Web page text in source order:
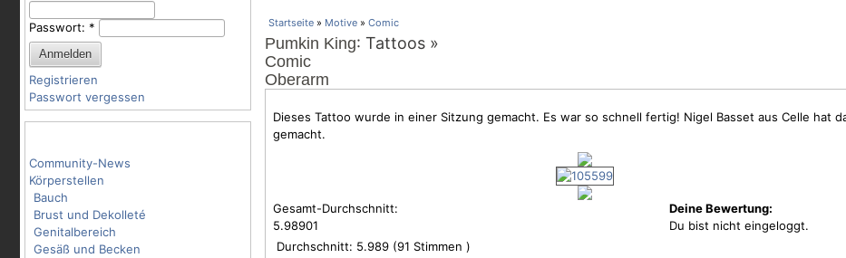
Passwort: *
Registrieren
Passwort vergessen
Community-News
Körperstellen
Bauch
Brust und Dekolleté
Genitalbereich
Gesäß und Becken
Startseite » Motive » Comic
Pumkin King: Tattoos »
Comic
Oberarm
Dieses Tattoo wurde in einer Sitzung gemacht. Es war so schnell fertig! Nigel Basset aus Celle hat
gemacht.
Gesamt-Durchschnitt:
5.98901
Durchschnitt: 5.989 (91 Stimmen )
Deine Bewertung:
Du bist nicht eingeloggt.